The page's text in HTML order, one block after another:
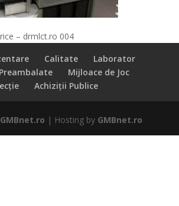
– drmlct.ro 004
Calitate
Laborator
Preambalate
Mijloace de Joc
Achiziții Publice
GMBnet.ro | Hosting by GMBnet.ro